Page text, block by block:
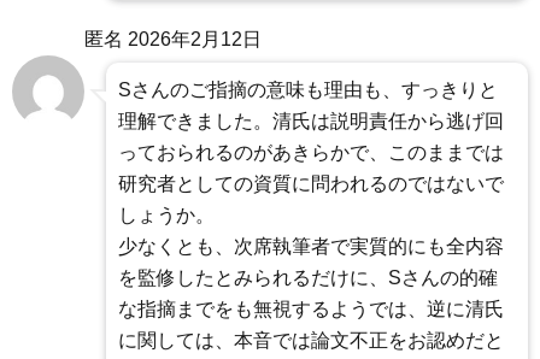
匿名 2026年2月12日
Sさんのご指摘の意味も理由も、すっきりと
理解できました。清氏は説明責任から逃げ回
っておられるのがあきらかで、このままでは
研究者としての資質に問われるのではないで
しょうか。
少なくとも、次席執筆者で実質的にも全内容
を監修したとみられるだけに、Sさんの的確
な指摘までをも無視するようでは、逆に清氏
に関しては、本音では論文不正をお認めだと